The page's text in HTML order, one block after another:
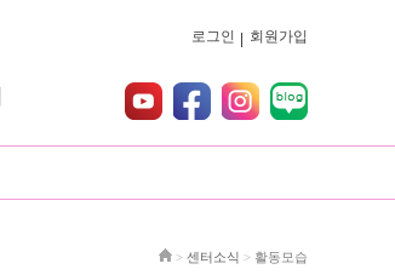
로그인 회원가입
> 센터소식 > 활동모습